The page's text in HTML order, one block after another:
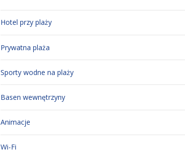
Hotel przy plaży
Prywatna plaża
Sporty wodne na plaży
Basen wewnętrzyny
Animacje
Wi-Fi